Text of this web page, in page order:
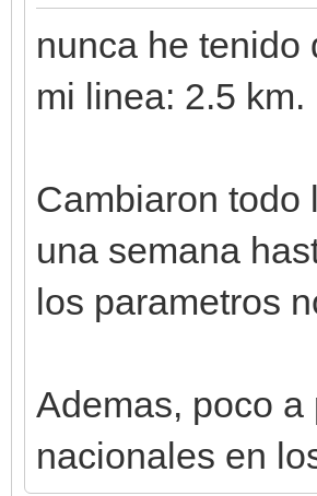
nunca he tenido
mi linea: 2.5 km.
Cambiaron todo
una semana
los parametros
Ademas, poco
nacionales en